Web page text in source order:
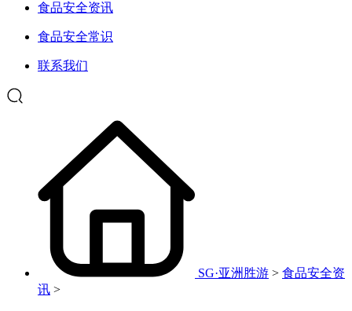
食品安全资讯
食品安全常识
联系我们
SG·亚洲胜游 > 食品安全资
讯 >